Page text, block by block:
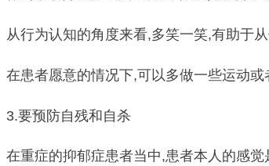
从行为认知的角度来看,多笑一笑,有助于从
在患者愿意的情况下,可以多做一些运动
3.要预防自残和自杀
在重症的抑郁症患者当中,患者本人的感